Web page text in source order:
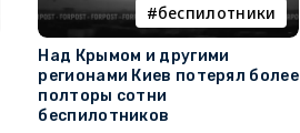
беспилотники
Над Крымом и другими
регионами Киев потерял более
полторы сотни
беспилотников